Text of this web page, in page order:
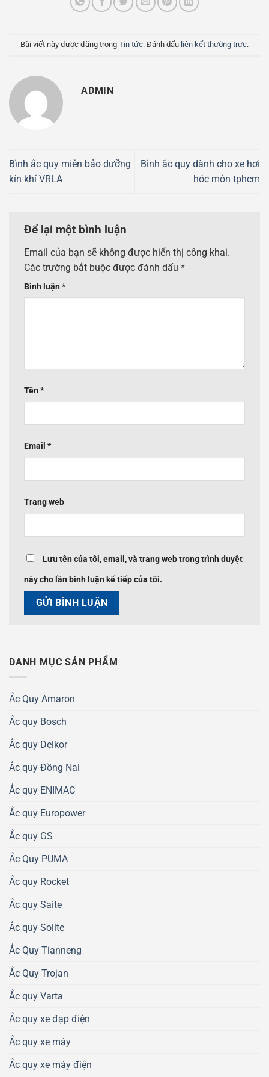
Bài viết này được đăng trong Tin tức. Đánh dấu liên kết thường trực.
ADMIN
Bình ắc quy miễn bảo dưỡng
kín khí VRLA
Bình ắc quy dành cho xe hơi
hóc môn tphcm
Để lại một bình luận
Email của bạn sẽ không được hiển thị công khai.
Các trường bắt buộc được đánh dấu *
Bình luận *
Tên *
Email *
Trang web
Lưu tên của tôi, email, và trang web trong trình duyệt
này cho lần bình luận kế tiếp của tôi.
DANH MỤC SẢN PHẨM
Ắc Quy Amaron
Ắc quy Bosch
Ắc quy Delkor
Ắc quy Đồng Nai
Ắc quy ENIMAC
Ắc quy Europower
Ắc quy GS
Ắc Quy PUMA
Ắc quy Rocket
Ắc quy Saite
Ắc quy Solite
Ắc Quy Tianneng
Ắc Quy Trojan
Ắc quy Varta
Ắc quy xe đạp điện
Ắc quy xe máy
Ắc quy xe máy điện